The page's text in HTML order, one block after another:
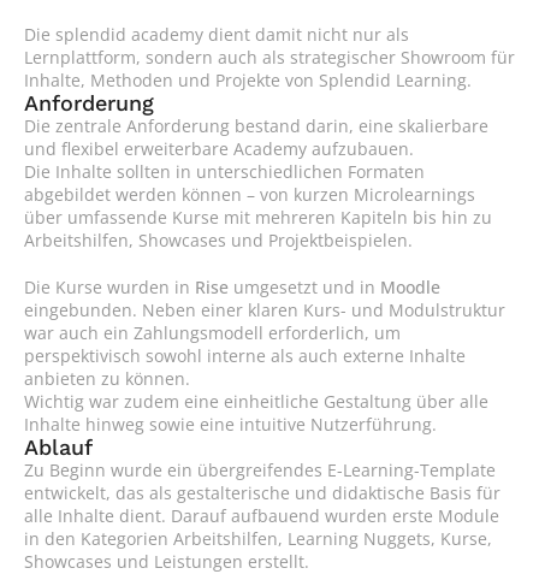
Die splendid academy dient damit nicht nur als
Lernplattform, sondern auch als strategischer Showroom für
Inhalte, Methoden und Projekte von Splendid Learning.
Anforderung
Die zentrale Anforderung bestand darin, eine skalierbare
und flexibel erweiterbare Academy aufzubauen.
Die Inhalte sollten in unterschiedlichen Formaten
abgebildet werden können – von kurzen Microlearnings
über umfassende Kurse mit mehreren Kapiteln bis hin zu
Arbeitshilfen, Showcases und Projektbeispielen.
Die Kurse wurden in Rise umgesetzt und in Moodle
eingebunden. Neben einer klaren Kurs- und Modulstruktur
war auch ein Zahlungsmodell erforderlich, um
perspektivisch sowohl interne als auch externe Inhalte
anbieten zu können.
Wichtig war zudem eine einheitliche Gestaltung über alle
Inhalte hinweg sowie eine intuitive Nutzerführung.
Ablauf
Zu Beginn wurde ein übergreifendes E-Learning-Template
entwickelt, das als gestalterische und didaktische Basis für
alle Inhalte dient. Darauf aufbauend wurden erste Module
in den Kategorien Arbeitshilfen, Learning Nuggets, Kurse,
Showcases und Leistungen erstellt.